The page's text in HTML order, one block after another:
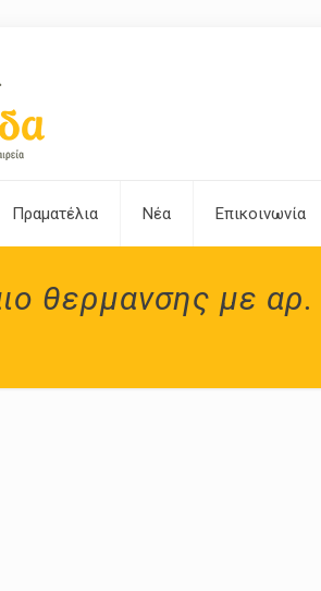
Πραματέλια Νέα Επικοινωνία
θερμανσης με